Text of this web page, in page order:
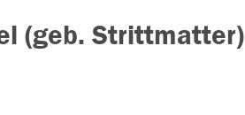
(geb. Strittmatter)